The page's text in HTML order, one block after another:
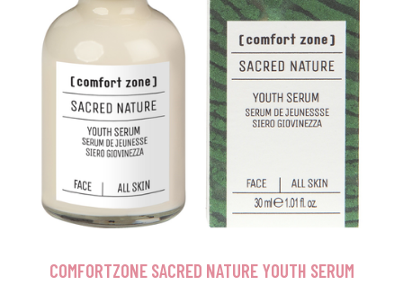
COMFORTZONE SACRED NATURE YOUTH SERUM